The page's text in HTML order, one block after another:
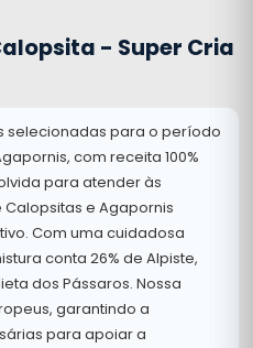
- Super Cria
selecionadas para o período
com receita 100%
para atender às
e Agapornis
Com uma cuidadosa
conta 26% de Alpiste,
dos Pássaros. Nossa
garantindo a
para apoiar a